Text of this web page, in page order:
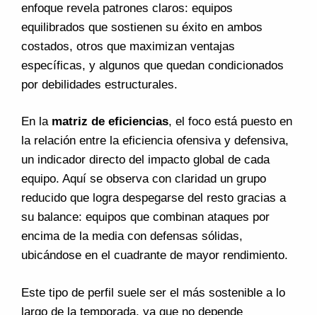
enfoque revela patrones claros: equipos
equilibrados que sostienen su éxito en ambos
costados, otros que maximizan ventajas
específicas, y algunos que quedan condicionados
por debilidades estructurales.
En la matriz de eficiencias, el foco está puesto en
la relación entre la eficiencia ofensiva y defensiva,
un indicador directo del impacto global de cada
equipo. Aquí se observa con claridad un grupo
reducido que logra despegarse del resto gracias a
su balance: equipos que combinan ataques por
encima de la media con defensas sólidas,
ubicándose en el cuadrante de mayor rendimiento.
Este tipo de perfil suele ser el más sostenible a lo
largo de la temporada, ya que no depende